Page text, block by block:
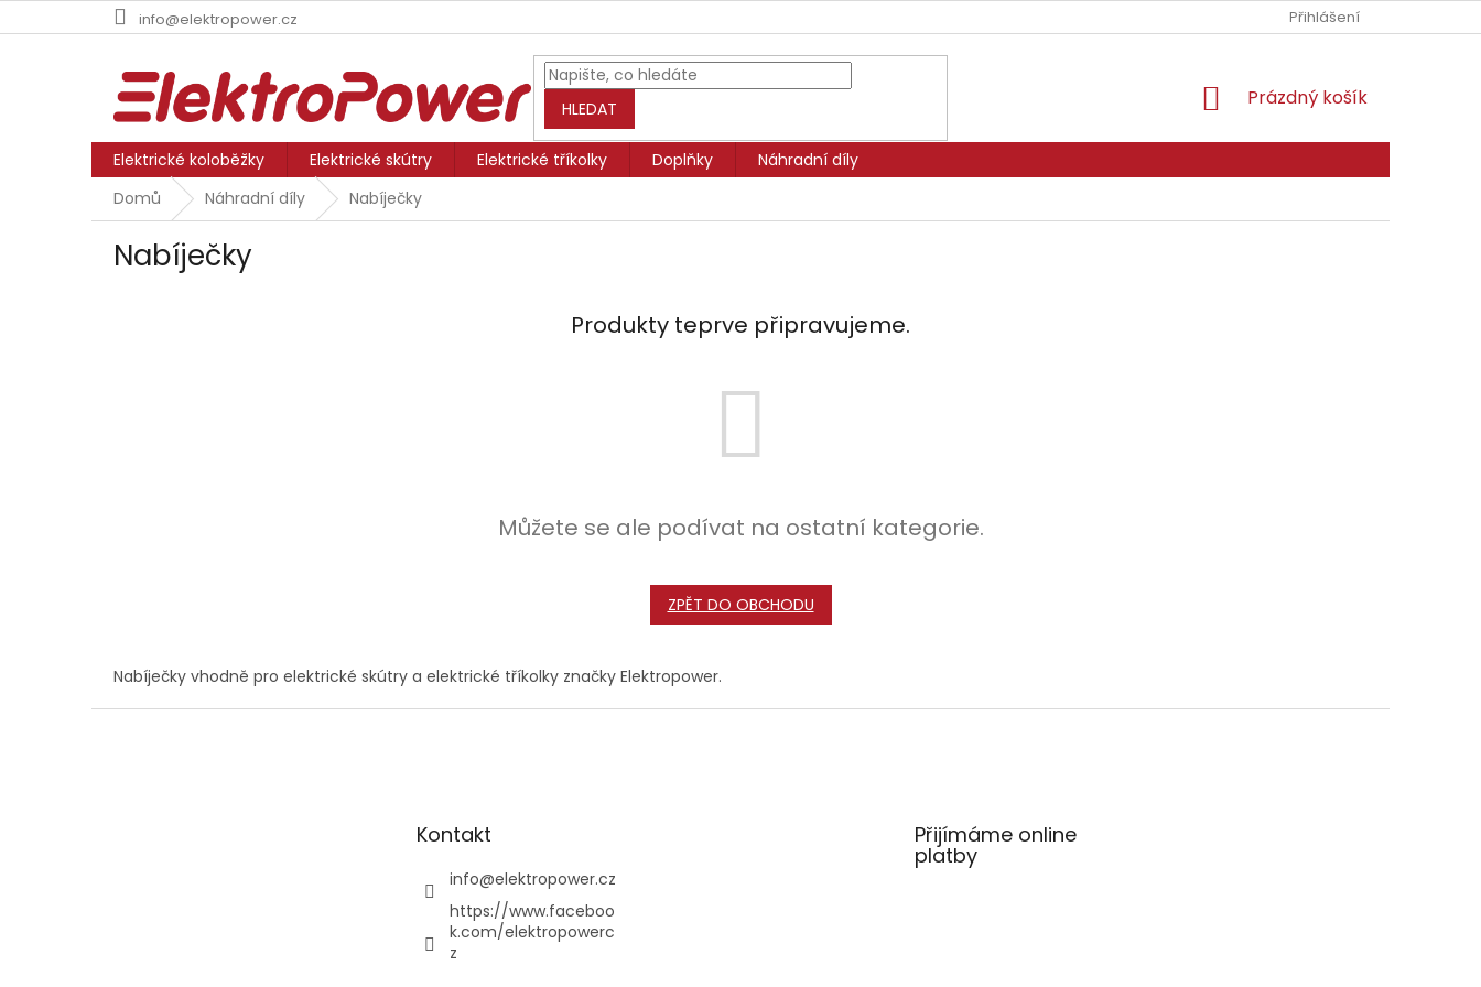
na
info@elektropower.cz Přihlášení
HLEDAT
NÁKUPNÍ
Prázdný košík
Elektrické koloběžky Elektrické skútry Elektrické tříkolky Doplňky
Náhradní díly
Domů
Náhradní díly Nabíječky
Nabíječky
Produkty teprve připravujeme.
Můžete se ale podívat na ostatní kategorie.
ZPĚT DO OBCHODU
Nabíječky vhodně pro elektrické skútry a elektrické tříkolky značky Elektropower.
Kontakt
info@elektropower.cz
https://www.faceboo
k.com/elektropowerc
z
Přijímáme online
platby